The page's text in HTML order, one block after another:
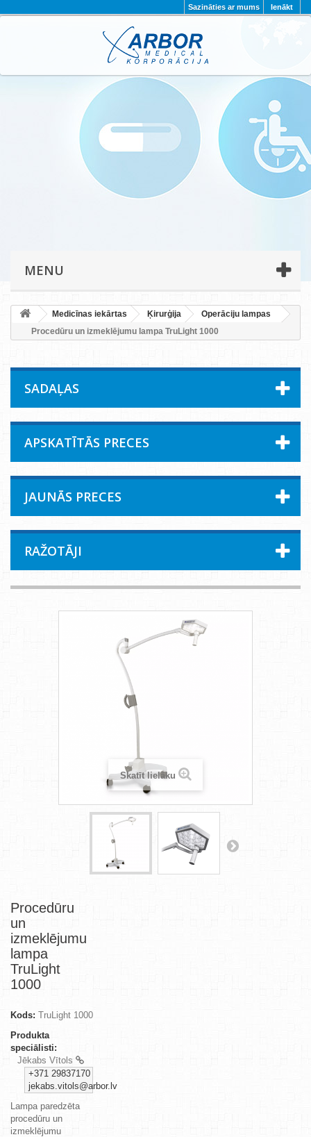
Ienākt
Sazināties ar mums
PAR MUMS PROJEKTI
KONTAKTI
PRIVĀTUMA POLITIKA
MENU
Medicīnas iekārtas Ķirurģija
Operāciju lampas
Procedūru un izmeklējumu lampa TruLight 1000
SADAĻAS
APSKATĪTĀS PRECES
JAUNĀS PRECES
RAŽOTĀJI
Skatīt lielāku
Procedūru
un
izmeklējumu
lampa
TruLight
1000
Kods: TruLight 1000
Produkta
speciālisti:
Jēkabs Vītols
+371 29837170
jekabs.vitols@arbor.lv
Lampa paredzēta
procedūru un
izmeklējumu